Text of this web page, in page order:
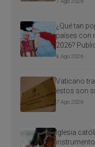
7 Ago 2026
¿Qué tan
países con
2026?
9 Ago 2026
Vaticano
estos son
7 Ago 2026
Iglesia